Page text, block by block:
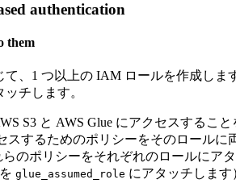
authentication
them
、1 つ以上の IAM ロールを作成しま
チします。
S3 と AWS Glue にアクセスするこ
スするためのポリシーをそのロール
のポリシーをそれぞれのロールにア
glue_assumed_role にアタッチします